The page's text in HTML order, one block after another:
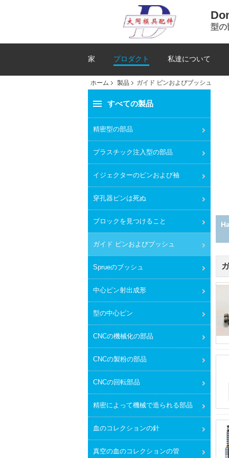
型の
家 プロダクト 私達について
ホーム 製品 ガイド ピンおよびブッシュ
すべての製品
精密型の部品
プラスチック注入型の部品
イジェクターのピンおよび袖
穿孔器ピンは死ぬ
ブロックを見つけること
ガイド ピンおよびブッシュ
Sprueのブッシュ
中心ピン射出成形
型の中心ピン
CNCの機械化の部品
CNCの製粉の部品
CNCの回転部品
精密によって機械で造られる部品
血のコレクションの針
真空の血のコレクションの管